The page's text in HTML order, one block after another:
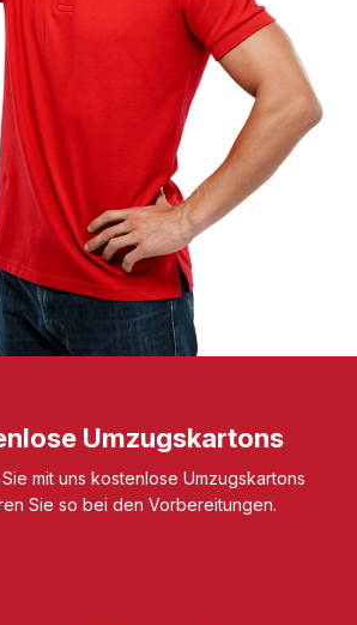
Umzugskartons
mit uns kostenlose Umzugskartons
Sie so bei den Vorbereitungen.